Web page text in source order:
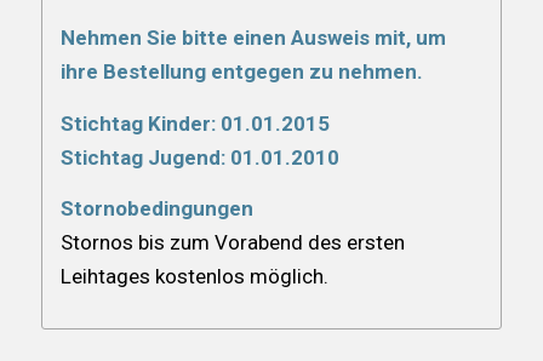
Nehmen Sie bitte einen Ausweis mit, um
ihre Bestellung entgegen zu nehmen.
Stichtag Kinder: 01.01.2015
Stichtag Jugend: 01.01.2010
Stornobedingungen
Stornos bis zum Vorabend des ersten
Leihtages kostenlos möglich.